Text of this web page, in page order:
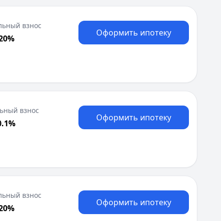
Москва
Н
Набережные Челны
Нижний Новгород
О
Омск
Оренбург
П
Пенза
Рязань
Самара
Санкт-Петербург
взнос
Оформить ипотеку
взнос
Оформить ипотеку
взнос
Оформить ипотеку